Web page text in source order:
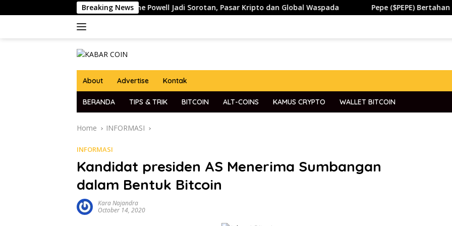
to
Breaking News
Ketua The Fed Jerome Powell Jadi Sorotan, Pasar Kripto dan Global Waspada Pepe ($PEPE) Bertahan di Zona
About Advertise Kontak
BERANDA TIPS & TRIK BITCOIN ALT-COINS KAMUS CRYPTO WALLET BITCOIN
Home INFORMASI
INFORMASI
Kandidat presiden AS Menerima Sumbangan
dalam Bentuk Bitcoin
Kara Najandra
October 14, 2020